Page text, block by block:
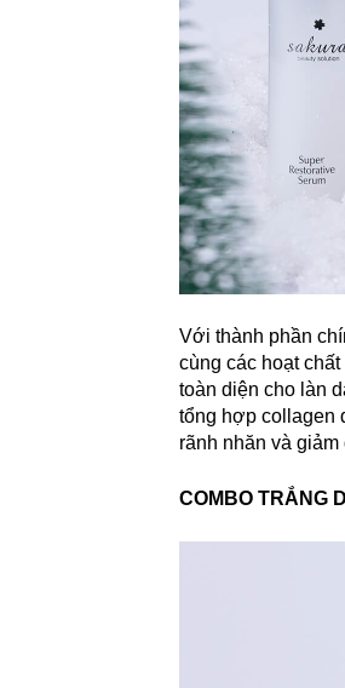
Với thành phần
cùng các hoạt
toàn diện cho làn
tổng hợp collagen
rãnh nhăn và
COMBO TRẮNG